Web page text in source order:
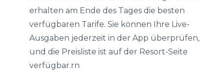
erhalten am Ende des Tages die besten
verfügbaren Tarife. Sie können Ihre Live-
Ausgaben jederzeit in der App überprüfen,
und die Preisliste ist auf der Resort-Seite
verfügbar.rn